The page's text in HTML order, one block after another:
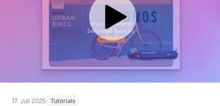
17. Juli 2025 Tutorials